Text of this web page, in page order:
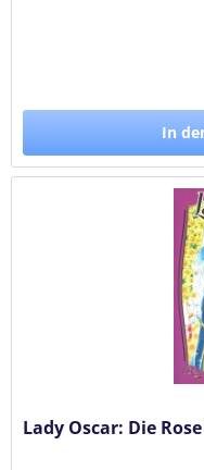
In
Lady Oscar: Die